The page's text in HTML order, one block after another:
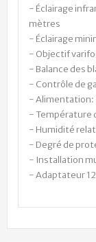
- Éclairage
mètres
- Éclairage
- Objectif
- Balance des
- Contrôle de
- Alimentation:
- Température
- Humidité
- Degré de
- Installation
- Adaptateur